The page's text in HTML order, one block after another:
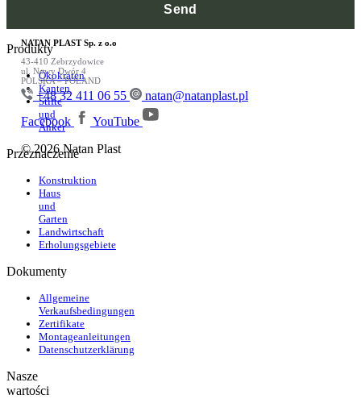
Produkty
Ökokraten
Kanten
Stifte
und
Anker
Przeznaczenie
Konstruktion
Haus
und
Garten
Landwirtschaft
Erholungsgebiete
Dokumenty
Allgemeine
Verkaufsbedingungen
Zertifikate
Montageanleitungen
Datenschutzerklärung
Nasze
wartości
NATAN PLAST Sp. z o.o
43-410 Zebrzydowice
ul. Nowy Dwór 4
POLSKA – POLAND
+48 32 411 06 55
natan@natanplast.pl
Facebook
YouTube
© 2026 Natan Plast